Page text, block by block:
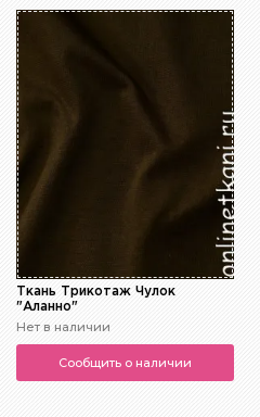
Ткань Трикотаж Чулок
"Аланно"
Нет в наличии
Сообщить о наличии